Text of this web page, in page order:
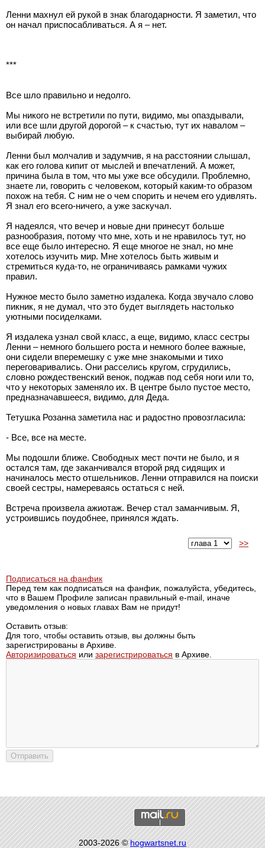
Ленни махнул ей рукой в знак благодарности. Я заметил, что
он начал приспосабливаться. А я – нет.
***
Все шло правильно и недолго.
Мы никого не встретили по пути, видимо, мы опаздывали,
или все шли другой дорогой – к счастью, тут их навалом –
выбирай любую.
Ленни был молчалив и задумчив, я на расстоянии слышал,
как его голова кипит от мыслей и впечатлений. А может,
причина была в том, что мы уже все обсудили. Проблемно,
знаете ли, говорить с человеком, который каким-то образом
похож на тебя. С ним не о чем спорить и нечем его удивлять.
Я знал его всего-ничего, а уже заскучал.
Я надеялся, что вечер и новые дни принесут больше
разнообразия, потому что мне, хоть и не нравилось тут, но
все еще было интересно. Я еще многое не знал, но мне
хотелось изучить мир. Мне хотелось быть живым и
стремиться куда-то, не ограничиваясь рамками чужих
правил.
Нужное место было заметно издалека. Когда звучало слово
пикник, я не думал, что это будет выглядеть настолько
уютными посиделками.
Я издалека узнал свой класс, а еще, видимо, класс сестры
Ленни – немного большего роста и немного более важные,
они сидели вперемешку с уже мне знакомыми и тихо
переговаривались. Они расселись кругом, сгрудились,
словно рождественский венок, поджав под себя ноги или то,
что у некоторых заменяло их. В центре было пустое место,
предназначавшееся, видимо, для Деда.
Тетушка Розанна заметила нас и радостно провозгласила:
- Все, все на месте.
Мы подошли ближе. Свободных мест почти не было, и я
остался там, где заканчивался второй ряд сидящих и
начиналось место отшельников. Ленни отправился на поиски
своей сестры, намереваясь остаться с ней.
Встреча произвела ажиотаж. Вечер стал заманчивым. Я,
устроившись поудобнее, принялся ждать.
>>
Подписаться на фанфик
Перед тем как подписаться на фанфик, пожалуйста, убедитесь,
что в Вашем Профиле записан правильный e-mail, иначе
уведомления о новых главах Вам не придут!
Оставить отзыв:
Для того, чтобы оставить отзыв, вы должны быть
зарегистрированы в Архиве.
Авторизироваться или зарегистрироваться в Архиве.
2003-2026 ©hogwartsnet.ru